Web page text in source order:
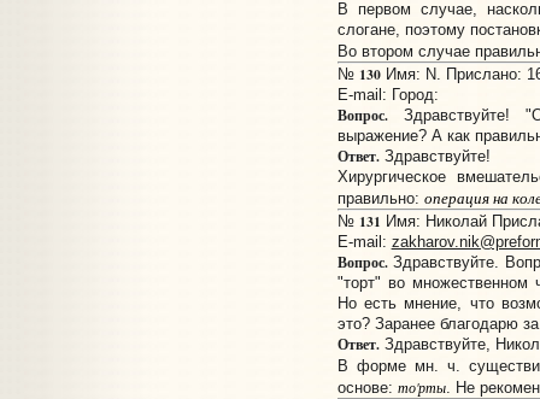
В первом случае,
слогане, поэтому
Во втором случае
№ 130Имя: N. Прислано:
E-mail: Город:
Вопрос.Здравствуйте!
выражение? А как
Ответ.Здравствуйте!
Хирургическое
правильно: операция на
№ 131 Имя: Николай
E-mail:
Вопрос.Здравствуйте.
"торт" во множественном
Но есть мнение, что
это? Заранее благодарю за
Ответ.Здравствуйте,
В форме мн. ч.
основе: то'рты. Не